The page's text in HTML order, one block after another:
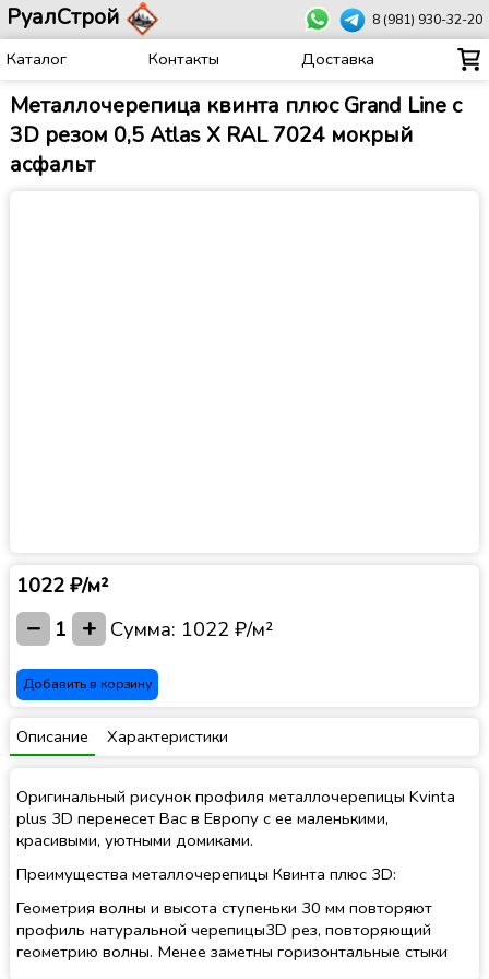
РуалСтрой 8 (981) 930-32-20
Каталог Контакты Доставка
Металлочерепица квинта плюс Grand Line c
3D резом 0,5 Atlas X RAL 7024 мокрый
асфальт
1022 ₽/м²
− 1 + Сумма: 1022 ₽/м²
Добавить в корзину
Описание Характеристики
Оригинальный рисунок профиля металлочерепицы Kvinta
plus 3D перенесет Вас в Европу с ее маленькими,
красивыми, уютными домиками.
Преимущества металлочерепицы Квинта плюс 3D:
Геометрия волны и высота ступеньки 30 мм повторяют
профиль натуральной черепицы3D рез, повторяющий
геометрию волны. Менее заметны горизонтальные стыки